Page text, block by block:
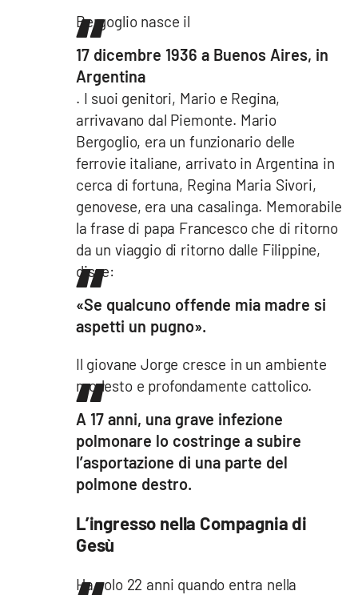
Bergoglio nasce il
17 dicembre 1936 a Buenos Aires, in
Argentina
. I suoi genitori, Mario e Regina,
arrivavano dal Piemonte. Mario
Bergoglio, era un funzionario delle
ferrovie italiane, arrivato in Argentina in
cerca di fortuna, Regina Maria Sivori,
genovese, era una casalinga. Memorabile
la frase di papa Francesco che di ritorno
da un viaggio di ritorno dalle Filippine,
disse:
«Se qualcuno offende mia madre si
aspetti un pugno».
Il giovane Jorge cresce in un ambiente
modesto e profondamente cattolico.
A 17 anni, una grave infezione
polmonare lo costringe a subire
l’asportazione di una parte del
polmone destro.
L’ingresso nella Compagnia di
Gesù
Ha solo 22 anni quando entra nella